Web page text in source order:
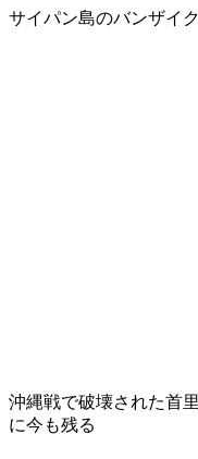
サイパン島のバンザイ
沖縄戦で破壊された首
に今も残る